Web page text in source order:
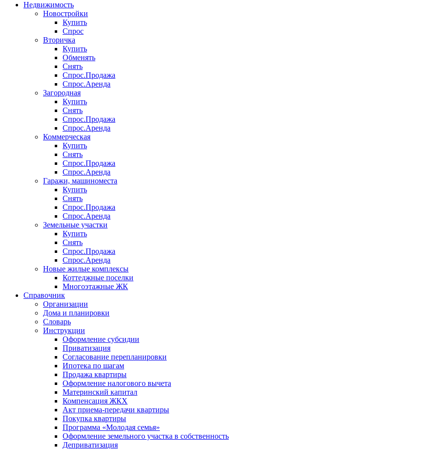
Недвижимость
Новостройки
Купить
Спрос
Вторичка
Купить
Обменять
Снять
Спрос.Продажа
Спрос.Аренда
Загородная
Купить
Снять
Спрос.Продажа
Спрос.Аренда
Коммерческая
Купить
Снять
Спрос.Продажа
Спрос.Аренда
Гаражи, машиноместа
Купить
Снять
Спрос.Продажа
Спрос.Аренда
Земельные участки
Купить
Снять
Спрос.Продажа
Спрос.Аренда
Новые жилые комплексы
Коттеджные поселки
Многоэтажные ЖК
Справочник
Организации
Дома и планировки
Словарь
Инструкции
Оформление субсидии
Приватизация
Согласование перепланировки
Ипотека по шагам
Продажа квартиры
Оформление налогового вычета
Материнский капитал
Компенсация ЖКХ
Акт приема-передачи квартиры
Покупка квартиры
Программа «Молодая семья»
Оформление земельного участка в собственность
Деприватизация